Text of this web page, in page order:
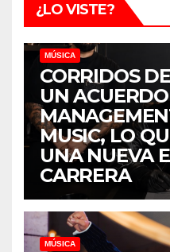
¿LO VISTE?
MÚSICA
CORRIDOS
UN
MUSIC, LO
UNA NUEVA
CARRERA
MÚSICA